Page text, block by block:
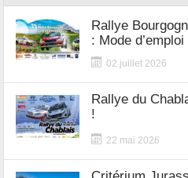
Rallye
: Mode d’emploi
02 juillet 2026
Rallye du
!
22 mai 2026